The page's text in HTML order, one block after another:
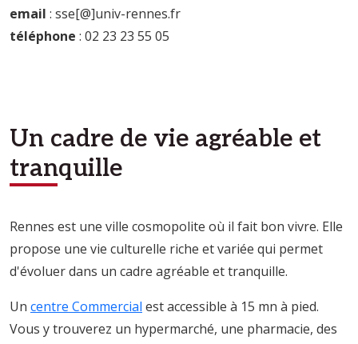
email : sse[@]univ-rennes.fr
téléphone : 02 23 23 55 05
Un cadre de vie agréable et
tranquille
Rennes est une ville cosmopolite où il fait bon vivre. Elle
propose une vie culturelle riche et variée qui permet
d'évoluer dans un cadre agréable et tranquille.
Un centre Commercial est accessible à 15 mn à pied.
Vous y trouverez un hypermarché, une pharmacie, des